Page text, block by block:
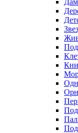
Под